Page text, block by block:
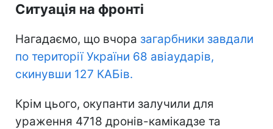
Ситуація на фронті
Нагадаємо, що вчора загарбники завдали
по території України 68 авіаударів,
скинувши 127 КАБів.
Крім цього, окупанти залучили для
ураження 4718 дронів-камікадзе та